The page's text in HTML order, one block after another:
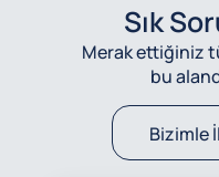
Sık
Merak ettiğiniz
bu
Bizimle